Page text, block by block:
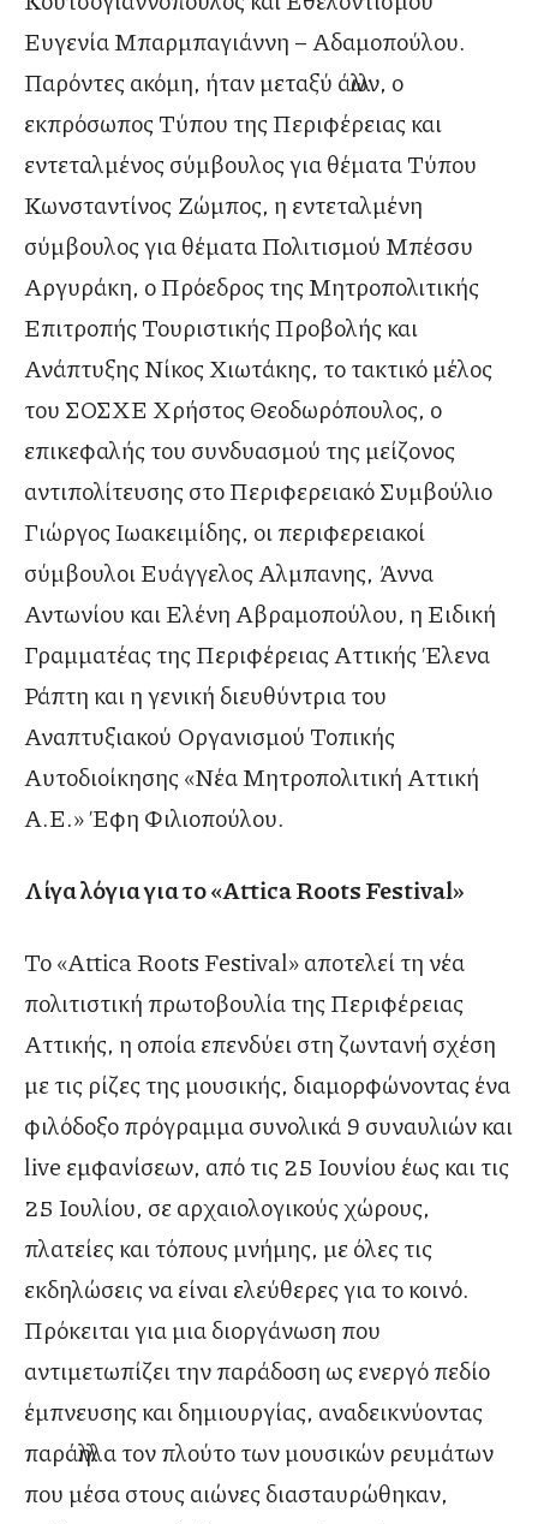
Ευγενία Μπαρμπαγιάννη – Αδαμοπούλου.
Παρόντες ακόμη, ήταν μεταξύ άλλων, ο
εκπρόσωπος Τύπου της Περιφέρειας και
εντεταλμένος σύμβουλος για θέματα Τύπου
Κωνσταντίνος Ζώμπος, η εντεταλμένη
σύμβουλος για θέματα Πολιτισμού Μπέσσυ
Αργυράκη, ο Πρόεδρος της Μητροπολιτικής
Επιτροπής Τουριστικής Προβολής και
Ανάπτυξης Νίκος Χιωτάκης, το τακτικό μέλος
του ΣΟΣΧΕ Χρήστος Θεοδωρόπουλος, ο
επικεφαλής του συνδυασμού της μείζονος
αντιπολίτευσης στο Περιφερειακό Συμβούλιο
Γιώργος Ιωακειμίδης, οι περιφερειακοί
σύμβουλοι Ευάγγελος Αλμπανης, Άννα
Αντωνίου και Ελένη Αβραμοπούλου, η Ειδική
Γραμματέας της Περιφέρειας Αττικής Έλενα
Ράπτη και η γενική διευθύντρια του
Αναπτυξιακού Οργανισμού Τοπικής
Αυτοδιοίκησης «Νέα Μητροπολιτική Αττική
Α.Ε.» Έφη Φιλιοπούλου.
Λίγα λόγια για το «Attica Roots Festival»
Το «Attica Roots Festival» αποτελεί τη νέα
πολιτιστική πρωτοβουλία της Περιφέρειας
Αττικής, η οποία επενδύει στη ζωντανή σχέση
με τις ρίζες της μουσικής, διαμορφώνοντας ένα
φιλόδοξο πρόγραμμα συνολικά 9 συναυλιών και
live εμφανίσεων, από τις 25 Ιουνίου έως και τις
25 Ιουλίου, σε αρχαιολογικούς χώρους,
πλατείες και τόπους μνήμης, με όλες τις
εκδηλώσεις να είναι ελεύθερες για το κοινό.
Πρόκειται για μια διοργάνωση που
αντιμετωπίζει την παράδοση ως ενεργό πεδίο
έμπνευσης και δημιουργίας, αναδεικνύοντας
παράλληλα τον πλούτο των μουσικών ρευμάτων
που μέσα στους αιώνες διασταυρώθηκαν,